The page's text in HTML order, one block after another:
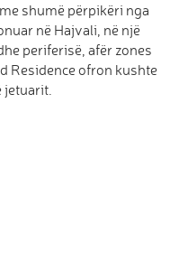
shumë përpikëri nga
në Hajvali, në një
periferisë, afër zones
Residence ofron kushte
jetuarit.